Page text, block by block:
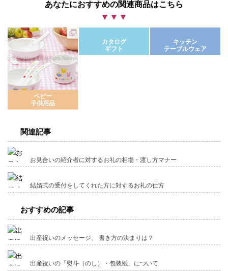
あなたにおすすめの関連商品はこちら
ベビー
子供用品
カタログ
ギフト
キッチン
テーブルウェア
関連記事
お見合いの紹介者に対するお礼の相場・渡し方マナー
結婚式の受付をしてくれた方に対するお礼の仕方
おすすめの記事
出産祝いのメッセージ、 書き方の決まりは？
出産祝いの「熨斗（のし）・包装紙」について